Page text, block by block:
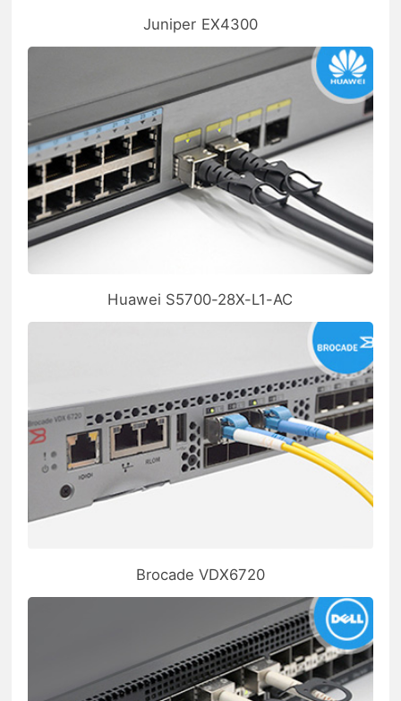
Juniper EX4300
Huawei S5700-28X-L1-AC
Brocade VDX6720